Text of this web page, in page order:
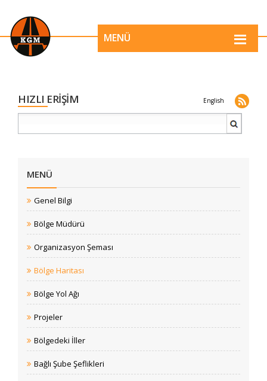
MENÜ
HIZLI ERİŞİM English
MENÜ
Genel Bilgi
Bölge Müdürü
Organizasyon Şeması
Bölge Haritası
Bölge Yol Ağı
Projeler
Bölgedeki İller
Bağlı Şube Şeflikleri